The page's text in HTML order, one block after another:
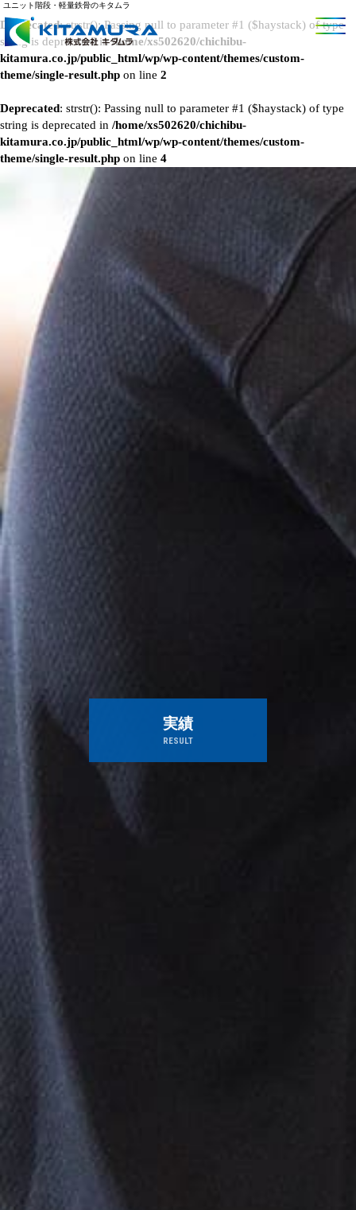
Deprecated: strstr(): Passing null to parameter #1 ($haystack) of type
string is deprecated in/home/xs502620/chichibu-
kitamura.co.jp/public_html/wp/wp-content/themes/custom-
theme/single-result.php on line 2
Deprecated: strstr(): Passing null to parameter #1 ($haystack) of type
string is deprecated in /home/xs502620/chichibu-
kitamura.co.jp/public_html/wp/wp-content/themes/custom-
theme/single-result.php on line 4
ユニット階段・軽量鉄骨のキタムラ
実績
RESULT